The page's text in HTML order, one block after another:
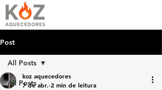
Post
All Posts
All Posts
koz aquecedores
7 de abr. 2 min de leitura